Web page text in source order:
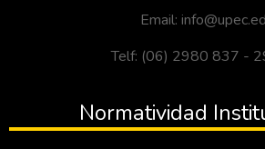
Email:
Telf: (06) 2980 837 -
Normatividad